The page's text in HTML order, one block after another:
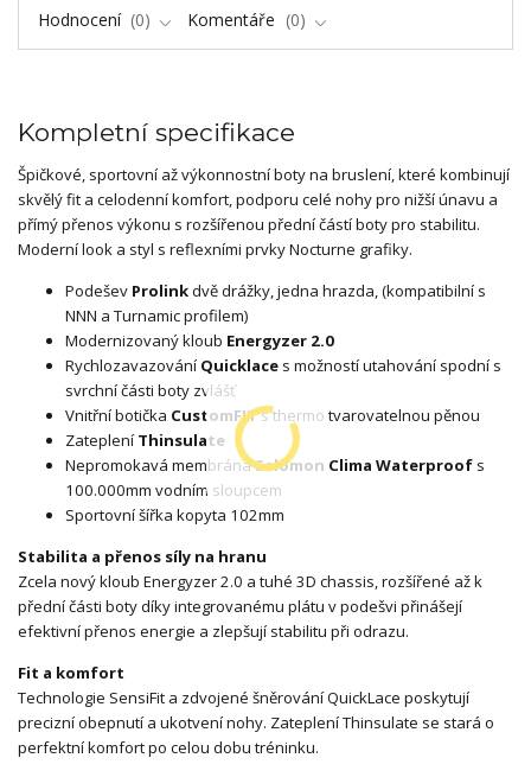
Hodnocení
0 Komentáře 0
Kompletní specifikace
Špičkové, sportovní až výkonnostní boty na bruslení, které kombinují
skvělý fit a celodenní komfort, podporu celé nohy pro nižší únavu a
přímý přenos výkonu s rozšířenou přední částí boty pro stabilitu.
Moderní look a styl s reflexními prvky Nocturne grafiky.
Podešev Prolinkdvě drážky, jedna hrazda, (kompatibilní s
NNN a Turnamic profilem)
Modernizovaný kloub Energyzer 2.0
Rychlozavazování Quicklace s možností utahování spodní s
svrchní části boty zvlášť
Vnitřní botička CustomFITs thermo tvarovatelnou pěnou
Zateplení Thinsulate
Nepromokavá membránaSalomon Clima Waterproof s
100.000mm vodním sloupcem
Sportovní šířka kopyta 102mm
Stabilita a přenos síly na hranu
Zcela nový kloub Energyzer 2.0 a tuhé 3D chassis, rozšířené až k
přední části boty díky integrovanému plátu v podešvi přinášejí
efektivní přenos energie a zlepšují stabilitu při odrazu.
Fit a komfort
Technologie SensiFit a zdvojené šněrování QuickLace poskytují
precizní obepnutí a ukotvení nohy. Zateplení Thinsulate se stará o
perfektní komfort po celou dobu tréninku.